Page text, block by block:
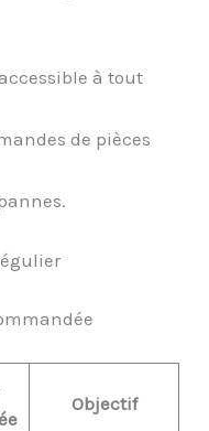
à tout
de pièces
Objectif